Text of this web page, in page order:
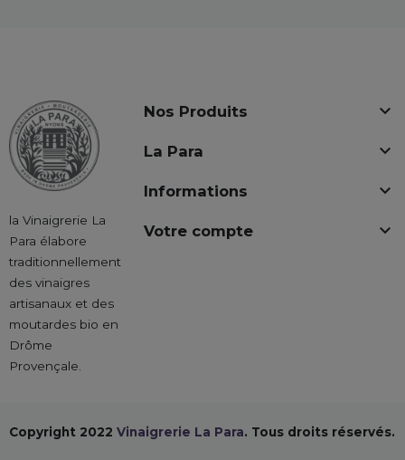
la Vinaigrerie La
Para élabore
traditionnellement
des vinaigres
artisanaux et des
moutardes bio en
Drôme
Provençale.
Nos Produits 
La Para 
Informations 
Votre compte 
Copyright 2022 Vinaigrerie La Para. Tous droits réservés.